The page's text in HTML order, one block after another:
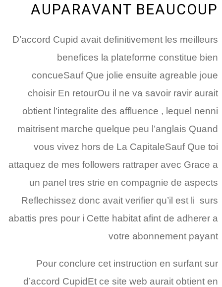
AUPARAVANT BEAUCOUP
D’accord Cupid avait definitivement les meilleurs
benefices la plateforme constitue bien
concueSauf Que jolie ensuite agreable joue
choisir En retourOu il ne va savoir ravir aurait
obtient l’integralite des affluence , lequel nenni
maitrisent marche quelque peu l’anglais Quand
vous vivez hors de La CapitaleSauf Que toi
attaquez de mes followers rattraper avec Grace a
un panel tres strie en compagnie de aspects
Reflechissez donc avait verifier qu’il est li surs
abattis pres pour i Cette habitat afint de adherer a
votre abonnement payant
Pour conclure cet instruction en surfant sur
d’accord CupidEt ce site web aurait obtient en